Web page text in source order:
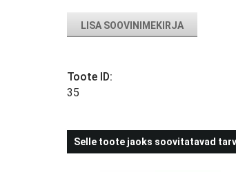
LISA SOOVINIMEKIRJA
Toote ID:
35
Selle toote jaoks soovitatavad